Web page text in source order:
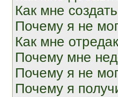
Как мне
Почему я не
Как мне
Почему мне
Почему я не
Почему я